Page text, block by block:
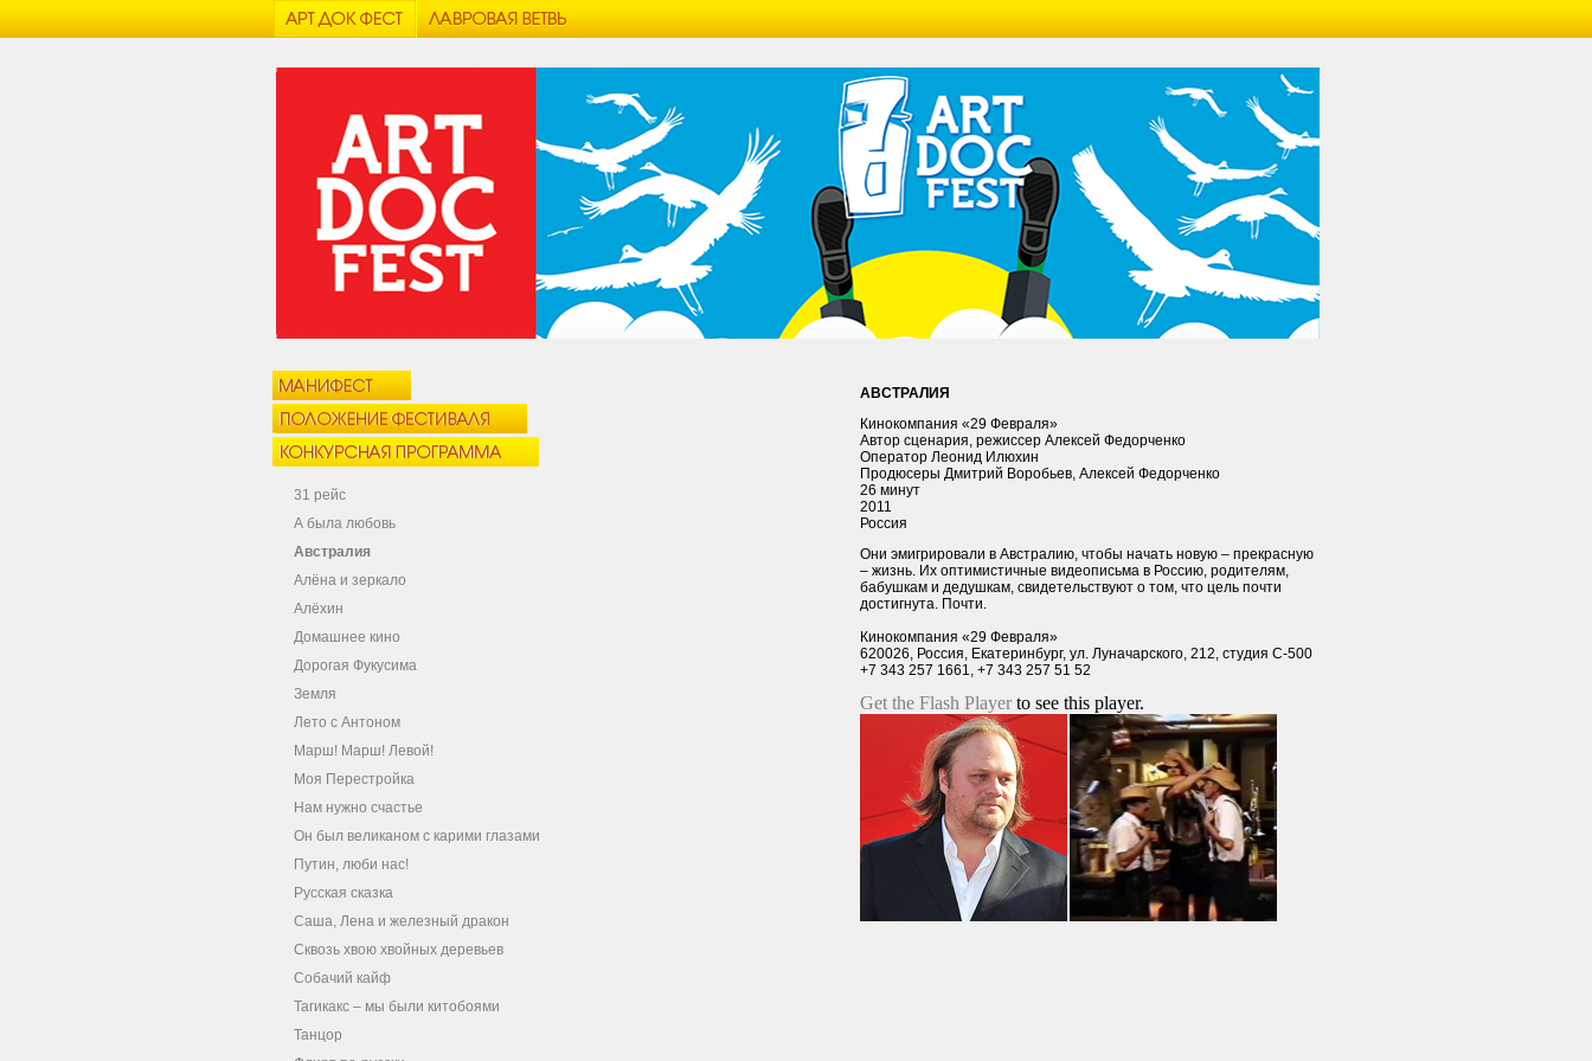
31 рейс
А была любовь
Австралия
Алёна и зеркало
Алёхин
Домашнее кино
Дорогая Фукусима
Земля
Лето с Антоном
Марш! Марш! Левой!
Моя Перестройка
Нам нужно счастье
Он был великаном с карими глазами
Путин, люби нас!
Русская сказка
Саша, Лена и железный дракон
Сквозь хвою хвойных деревьев
Собачий кайф
Тагикакc – мы были китобоями
Танцор
АВСТРАЛИЯ
Кинокомпания «29 Февраля»
Автор сценария, режиссер Алексей Федорченко
Оператор Леонид Илюхин
Продюсеры Дмитрий Воробьев, Алексей Федорченко
26 минут
2011
Россия
Они эмигрировали в Австралию, чтобы начать новую – прекрасную
– жизнь. Их оптимистичные видеописьма в Россию, родителям,
бабушкам и дедушкам, свидетельствуют о том, что цель почти
достигнута. Почти.
Кинокомпания «29 Февраля»
620026, Россия, Екатеринбург, ул. Луначарского, 212, студия С-500
+7 343 257 1661, +7 343 257 51 52
Get the Flash Player to see this player.